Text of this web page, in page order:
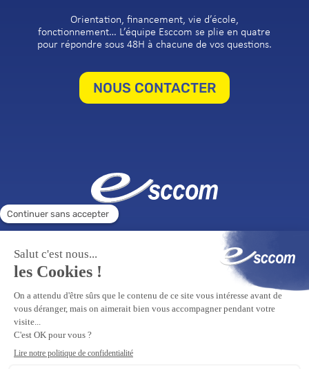
Orientation, financement, vie d’école,
fonctionnement… L’équipe Esccom se plie en quatre
pour répondre sous 48H à chacune de vos questions.
NOUS CONTACTER